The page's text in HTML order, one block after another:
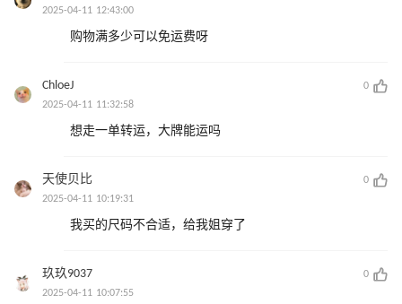
2025-04-11 12:43:00
购物满多少可以免运费呀
ChloeJ
0
2025-04-11 11:32:58
想走一单转运，大牌能运吗
天使贝比
0
2025-04-11 10:19:31
我买的尺码不合适，给我姐穿了
玖玖9037
0
2025-04-11 10:07:55